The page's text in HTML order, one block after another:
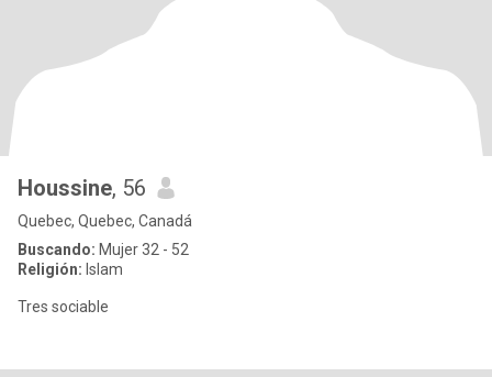
Houssine, 56
Quebec, Quebec, Canadá
Buscando: Mujer 32 - 52
Religión: Islam
Tres sociable